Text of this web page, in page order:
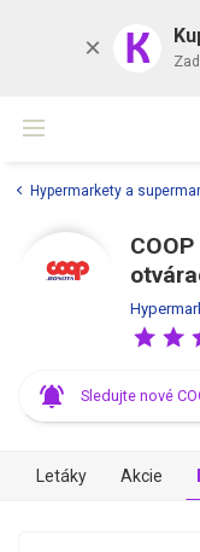
K
Hypermarkety a
Sledujte nové
Letáky Akcie